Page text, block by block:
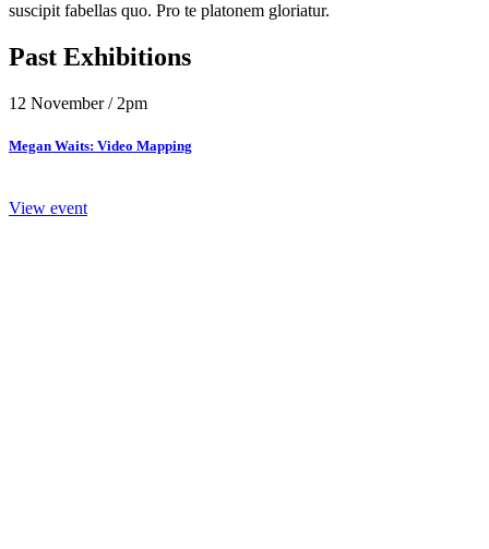
suscipit fabellas quo. Pro te platonem gloriatur.
Past Exhibitions
12 November / 2pm
Megan Waits: Video Mapping
View event